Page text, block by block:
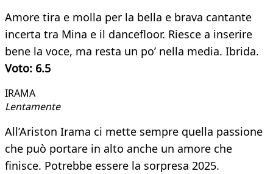
Amore tira e molla per la bella e brava cantante
incerta tra Mina e il dancefloor. Riesce a inserire
bene la voce, ma resta un po’ nella media. Ibrida.
Voto: 6.5
IRAMA​
Lentamente
All’Ariston Irama ci mette sempre quella passione
che può portare in alto anche un amore che
finisce. Potrebbe essere la sorpresa 2025.